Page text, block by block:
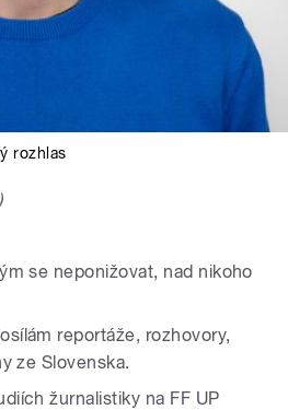
rozhlas
se neponižovat, nad nikoho
reportáže, rozhovory,
ze Slovenska.
žurnalistiky na FF UP